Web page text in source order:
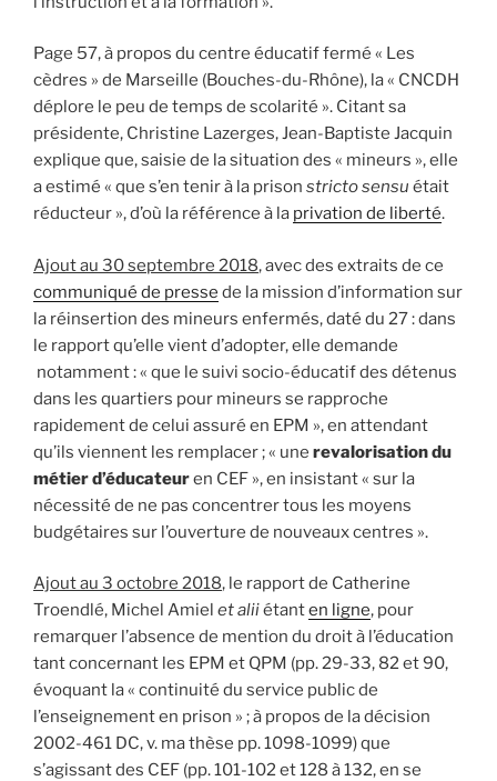
Page 57, à propos du centre éducatif fermé « Les
cèdres » de Marseille (Bouches-du-Rhône), la « CNCDH
déplore le peu de temps de scolarité ». Citant sa
présidente, Christine Lazerges, Jean-Baptiste Jacquin
explique que, saisie de la situation des « mineurs », elle
a estimé « que s’en tenir à la prison stricto sensu était
réducteur », d’où la référence à la privation de liberté.
Ajout au 30 septembre 2018, avec des extraits de ce
communiqué de presse de la mission d’information sur
la réinsertion des mineurs enfermés, daté du 27 : dans
le rapport qu’elle vient d’adopter, elle demande
notamment : « que le suivi socio-éducatif des détenus
dans les quartiers pour mineurs se rapproche
rapidement de celui assuré en EPM », en attendant
qu’ils viennent les remplacer ; « une revalorisation du
métier d’éducateuren CEF », en insistant « sur la
nécessité de ne pas concentrer tous les moyens
budgétaires sur l’ouverture de nouveaux centres ».
Ajout au 3 octobre 2018, le rapport de Catherine
Troendlé, Michel Amiel et aliiétanten ligne, pour
remarquer l’absence de mention du droit à l’éducation
tant concernant les EPM et QPM (pp. 29-33, 82 et 90,
évoquant la « continuité du service public de
l’enseignement en prison » ; à propos de la décision
2002-461 DC, v. ma thèse pp. 1098-1099) que
s’agissant des CEF (pp. 101-102 et 128 à 132, en se